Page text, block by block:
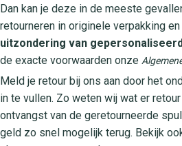
Dan kan je deze in de meeste
retourneren in originele verpakking
uitzondering van
de exacte voorwaarden onze
Meld je retour bij ons aan door het
in te vullen. Zo weten wij wat er
ontvangst van de geretourneerde
geld zo snel mogelijk terug. Bekijk